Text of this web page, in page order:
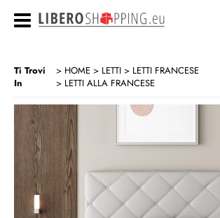
CATEGORIA: HOME> LETTI > LETTI FRANCESE LETTI ALLA
Ti Trovi
In
HOME LETTI
LETTI FRANCESE
LETTI ALLA FRANCESE